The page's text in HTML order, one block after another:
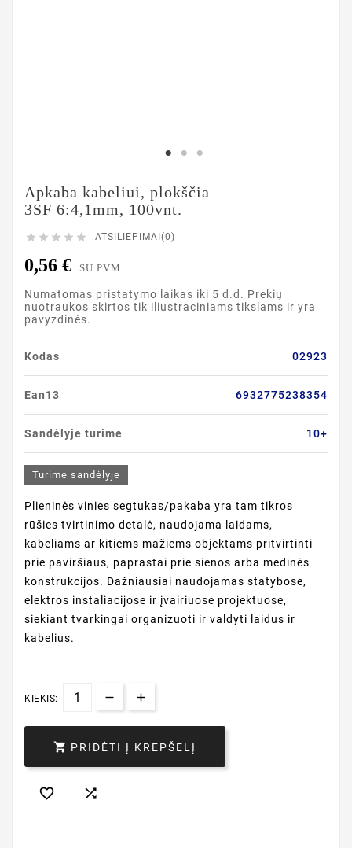
Apkaba kabeliui, plokščia
3SF 6:4,1mm, 100vnt.
     ATSILIEPIMAI(0)
0,56 € SU PVM
Numatomas pristatymo laikas iki 5 d.d. Prekių
nuotraukos skirtos tik iliustraciniams tikslams ir yra
pavyzdinės.
Kodas 02923
Ean13 6932775238354
Sandėlyje turime 10+
Turime sandėlyje
Plieninės vinies segtukas/pakaba yra tam tikros
rūšies tvirtinimo detalė, naudojama laidams,
kabeliams ar kitiems mažiems objektams pritvirtinti
prie paviršiaus, paprastai prie sienos arba medinės
konstrukcijos. Dažniausiai naudojamas statybose,
elektros instaliacijose ir įvairiuose projektuose,
siekiant tvarkingai organizuoti ir valdyti laidus ir
kabelius.
KIEKIS:
 PRIDĖTI Į KREPŠELĮ
 